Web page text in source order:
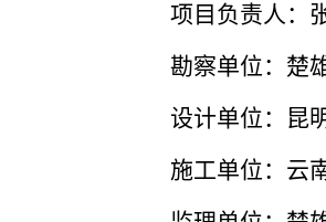
项目负责人：
勘察单位：楚
设计单位：
昆
施工单位： 云